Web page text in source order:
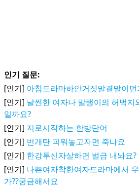
인기 질문:
[인기] 아침드라마하얀거짓말결말이먼
[인기] 날씬한 여자나 말랭이의 허벅지
일까요?
[인기] 지로시작하는 한방단어
[인기] 번개탄 피워놓고자면 죽나요
[인기] 한강투신자살하면 벌금 내놔요?
[인기] 나쁜여자착한여자드라마에서
가??궁금해서요